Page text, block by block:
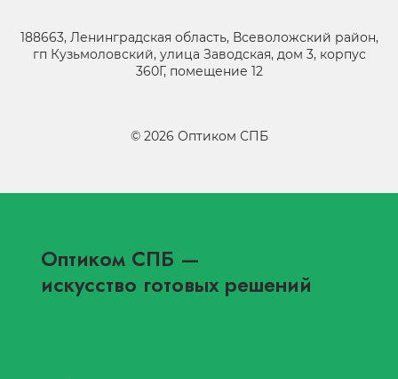
188663, Ленинградская область, Всеволожский район,
гп Кузьмоловский, улица Заводская, дом 3, корпус
360Г, помещение 12
© 2026 Оптиком СПБ
Оптиком СПБ —
искусство готовых решений